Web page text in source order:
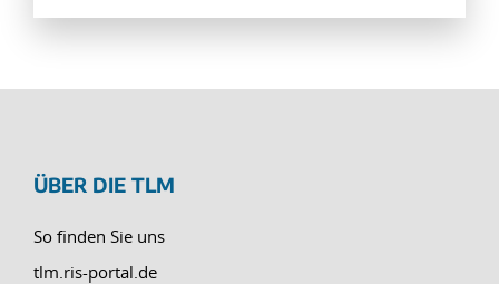
ÜBER DIE TLM
So finden Sie uns
tlm.ris-portal.de